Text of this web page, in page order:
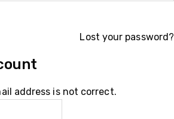
Lost your password?
address is not correct.